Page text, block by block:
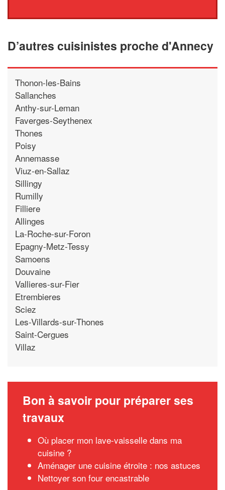
D’autres cuisinistes proche d'Annecy
Thonon-les-Bains
Sallanches
Anthy-sur-Leman
Faverges-Seythenex
Thones
Poisy
Annemasse
Viuz-en-Sallaz
Sillingy
Rumilly
Filliere
Allinges
La-Roche-sur-Foron
Epagny-Metz-Tessy
Samoens
Douvaine
Vallieres-sur-Fier
Etrembieres
Sciez
Les-Villards-sur-Thones
Saint-Cergues
Villaz
Bon à savoir pour préparer ses
travaux
Où placer mon lave-vaisselle dans ma
cuisine ?
Aménager une cuisine étroite : nos astuces
Nettoyer son four encastrable